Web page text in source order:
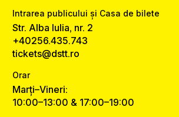
Intrarea publicului și Casa de bilete
Str. Alba Iulia, nr. 2
+40256.435.743
tickets@dstt.ro
Orar
Marți–Vineri:
10:00–13:00 & 17:00–19:00